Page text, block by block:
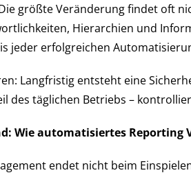
größte Veränderung findet oft
Hierarchien und
jeder erfolgreichen
Langfristig entsteht eine
des täglichen Betriebs –
Wie automatisiertes Reporting
endet nicht beim